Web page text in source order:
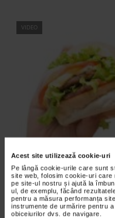
Acest site utilizează cookie-uri
Pe lângă cookie-urile care sunt
site web, folosim cookie-uri care
pe site-ul nostru și ajută la
ul, de exemplu, făcând
pentru a măsura performanța
instrumente de urmărire pentru
obiceiurilor dvs. de navigare.
VIDEO
PEDIATRIE
Obezitatea
kinetoterapiei
1.916 vizualizari